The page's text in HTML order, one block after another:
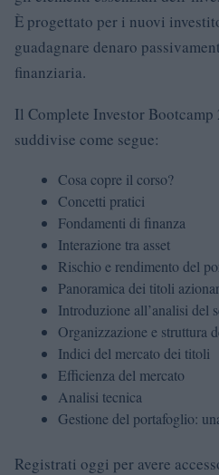
È progettato per i nuovi
guadagnare denaro
finanziaria.
Il Complete Investor
suddivise come segue:
Cosa copre il corso?
Concetti pratici
Fondamenti di finanza
Interazione tra asset
Rischio e rendimento del
Panoramica dei titoli
Introduzione all’analisi del
Organizzazione e struttura
Indici del mercato dei titoli
Efficienza del mercato
Analisi tecnica
Gestione del portafoglio:
Registrati oggi per avere